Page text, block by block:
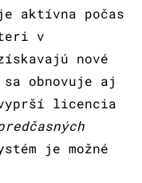
aktívna počas
v
nové
obnovuje aj
licencia
je možné